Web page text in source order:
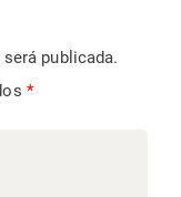
publicada.
*